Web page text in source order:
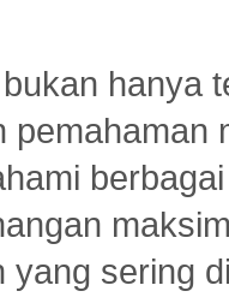
hanya
yang sering